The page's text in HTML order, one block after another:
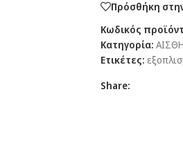
Πρόσθήκη
Κωδικός
Κατηγορία:
Ετικέτες:
Share: